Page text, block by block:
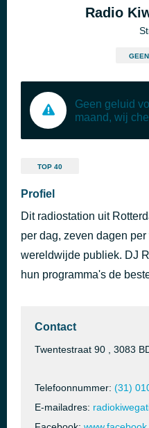
Radio
Geen geluid
maand, wij
TOP 40
Profiel
Dit radiostation uit
per dag, zeven dagen
wereldwijde publiek. DJ
hun programma's de
Contact
Twentestraat 90 , 3083
Telefoonnummer: (31)
E-mailadres: